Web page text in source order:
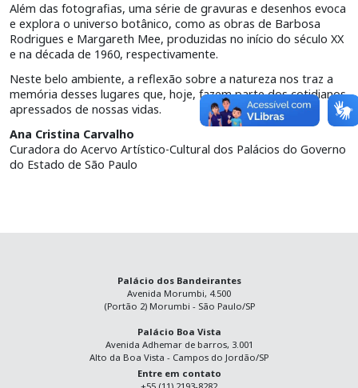
Além das fotografias, uma série de gravuras e desenhos evoca
e explora o universo botânico, como as obras de Barbosa
Rodrigues e Margareth Mee, produzidas no início do século XX
e na década de 1960, respectivamente.
Neste belo ambiente, a reflexão sobre a natureza nos traz a
memória desses lugares que, hoje, fazem parte dos cotidianos
apressados de nossas vidas.
Ana Cristina Carvalho
Curadora do Acervo Artístico-Cultural dos Palácios do Governo
do Estado de São Paulo
Palácio dos Bandeirantes
Avenida Morumbi, 4.500
(Portão 2) Morumbi - São Paulo/SP
Palácio Boa Vista
Avenida Adhemar de barros, 3.001
Alto da Boa Vista - Campos do Jordão/SP
Entre em contato